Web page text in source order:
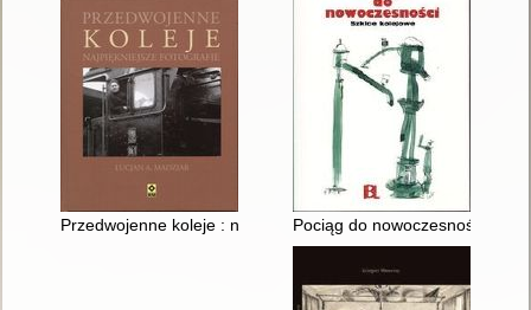
Przedwojenne koleje : najpiękniejsze fotografie
Pociąg do nowoczesności :